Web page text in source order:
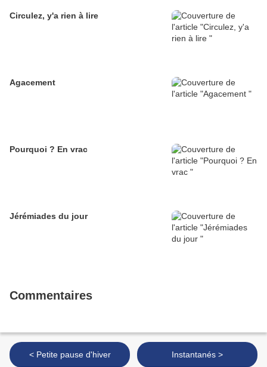
Circulez, y'a rien à lire
Agacement
Pourquoi ? En vrac
Jérémiades du jour
Commentaires
< Petite pause d'hiver Instantanés >